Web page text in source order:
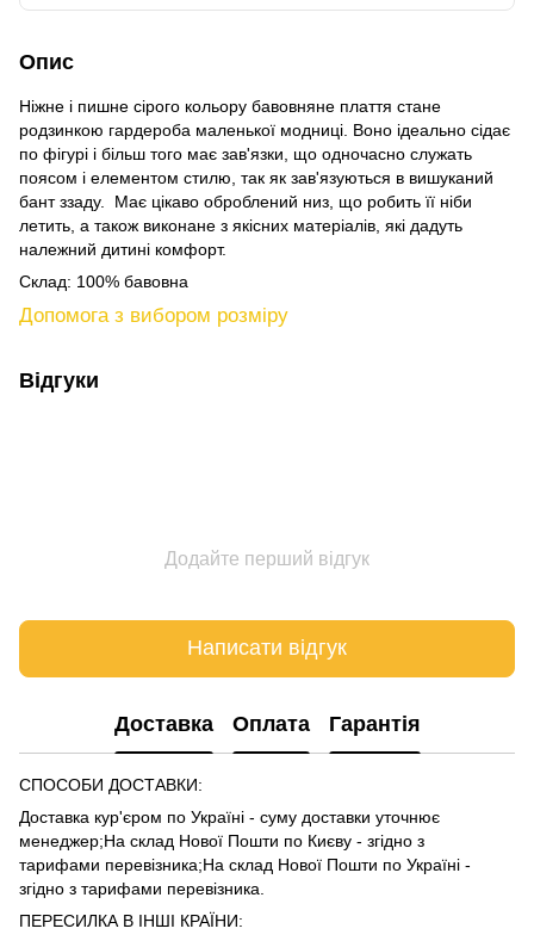
Опис
Ніжне і пишне сірого кольору бавовняне плаття стане
родзинкою гардероба маленької модниці. Воно ідеально сідає
по фігурі і більш того має зав'язки, що одночасно служать
поясом і елементом стилю, так як зав'язуються в вишуканий
бант ззаду. Має цікаво оброблений низ, що робить її ніби
летить, а також виконане з якісних матеріалів, які дадуть
належний дитині комфорт.
Склад: 100% бавовна
Допомога з вибором розміру
Відгуки
Додайте перший відгук
Написати відгук
Доставка Оплата Гарантія
СПОСОБИ ДОСТАВКИ:
Доставка кур'єром по Україні - суму доставки уточнює
менеджер;На склад Нової Пошти по Києву - згідно з
тарифами перевізника;На склад Нової Пошти по Україні -
згідно з тарифами перевізника
ПЕРЕСИЛКА В ІНШІ КРАЇНИ: